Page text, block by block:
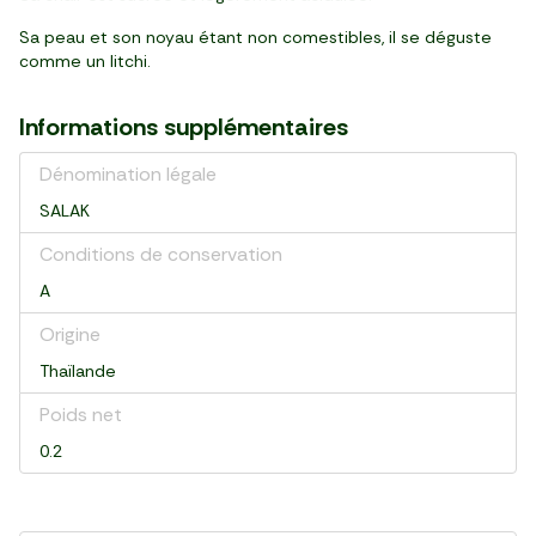
Sa peau et son noyau étant non comestibles, il se déguste
comme un litchi.
Informations supplémentaires
Dénomination légale
SALAK
Conditions de conservation
A
Origine
Thaïlande
Poids net
0.2